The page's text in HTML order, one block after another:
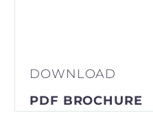
DOWNLOAD
PDF BROCHURE